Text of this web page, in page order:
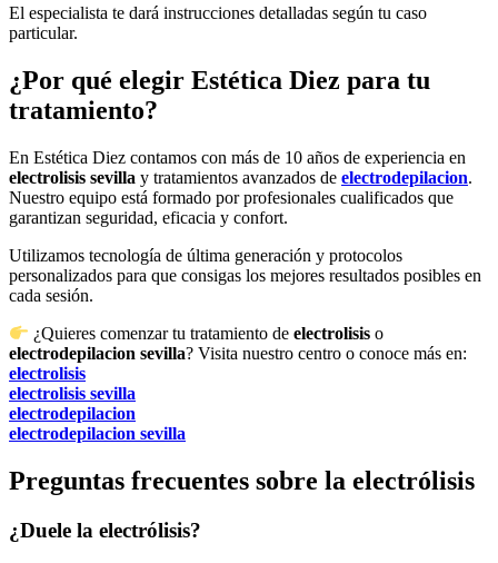
El especialista te dará instrucciones detalladas según tu caso
particular.
¿Por qué elegir Estética Diez para tu
tratamiento?
En Estética Diez contamos con más de 10 años de experiencia en
electrolisis sevilla y tratamientos avanzados de electrodepilacion.
Nuestro equipo está formado por profesionales cualificados que
garantizan seguridad, eficacia y confort.
Utilizamos tecnología de última generación y protocolos
personalizados para que consigas los mejores resultados posibles en
cada sesión.
¿Quieres comenzar tu tratamiento deelectrolisis o
electrodepilacion sevilla? Visita nuestro centro o conoce más en:
electrolisis
electrolisis sevilla
electrodepilacion
electrodepilacion sevilla
Preguntas frecuentes sobre la electrólisis
¿Duele la electrólisis?